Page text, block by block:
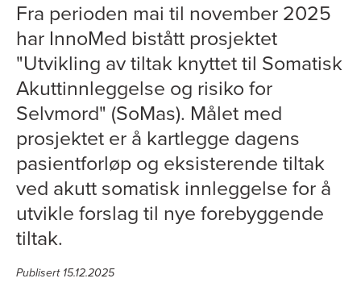
Fra perioden mai til november 2025
har InnoMed bistått prosjektet
"Utvikling av tiltak knyttet til Somatisk
Akuttinnleggelse og risiko for
Selvmord" (SoMas). Målet med
prosjektet er å kartlegge dagens
pasientforløp og eksisterende tiltak
ved akutt somatisk innleggelse for å
utvikle forslag til nye forebyggende
tiltak.
Publisert 15.12.2025